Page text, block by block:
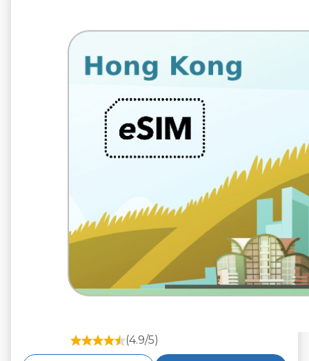
(4.9/5)